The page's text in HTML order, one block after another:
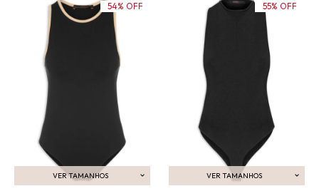
VER TAMANHOS
ADICIONAR AO CARRINHO
54% OFF
VER TAMANHOS
ADICIONAR AO CARRINHO
55% OFF